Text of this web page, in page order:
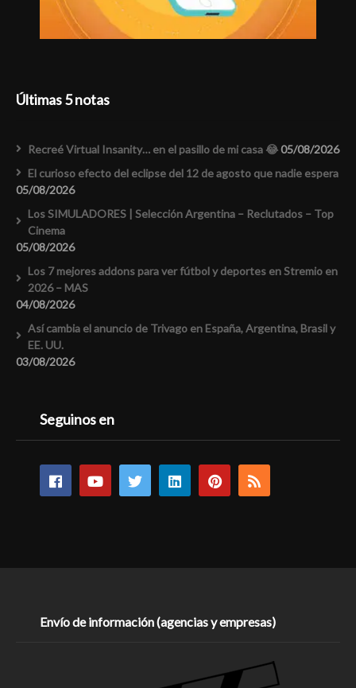
Últimas 5 notas
Recreé Virtual Insanity… en el pasillo de mi casa 😂05/08/2026
El curioso efecto del eclipse del 12 de agosto que nadie espera
05/08/2026
Los SIMULADORES | Selección Argentina – Reclutados – Top
Cinema
05/08/2026
Los 7 mejores addons para ver fútbol y deportes en Stremio en
2026 – MAS
04/08/2026
Así cambia el anuncio de Trivago en España, Argentina, Brasil y
EE. UU.
03/08/2026
Seguinos en
Envío de información (agencias y empresas)